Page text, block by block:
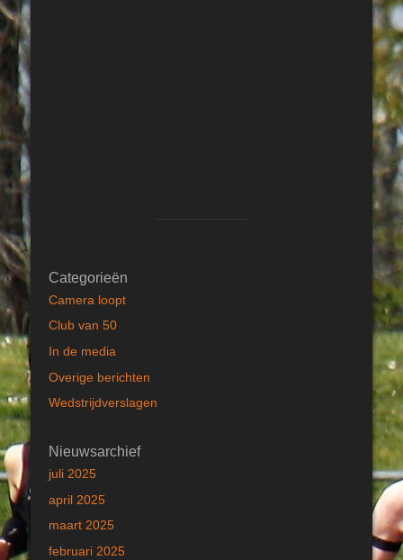
Categorieën
Camera loopt
Club van 50
In de media
Overige berichten
Wedstrijdverslagen
Nieuwsarchief
juli 2025
april 2025
maart 2025
februari 2025